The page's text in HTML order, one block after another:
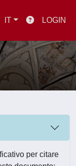
IT LOGIN
per citare